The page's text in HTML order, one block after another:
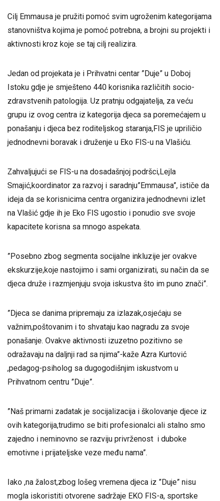
Cilj Emmausa je pružiti pomoć svim ugroženim kategorijama
stanovništva kojima je pomoć potrebna, a brojni su projekti i
aktivnosti kroz koje se taj cilj realizira.
Jedan od projekata je i Prihvatni centar ”Duje” u Doboj
Istoku gdje je smješteno 440 korisnika različitih socio-
zdravstvenih patologija. Uz pratnju odgajatelja, za veću
grupu iz ovog centra iz kategorija djeca sa poremećajem u
ponašanju i djeca bez roditeljskog staranja,FIS je upriličio
jednodnevni boravak i druženje u Eko FIS-u na Vlašiću.
Zahvaljujući se FIS-u na dosadašnjoj podršci,Lejla
Smajić,koordinator za razvoj i saradnju”Emmausa”, ističe da
ideja da se korisnicima centra organizira jednodnevni izlet
na Vlašić gdje ih je Eko FIS ugostio i ponudio sve svoje
kapacitete korisna sa mnogo aspekata.
”Posebno zbog segmenta socijalne inkluzije jer ovakve
ekskurzije,koje nastojimo i sami organizirati, su način da se
djeca druže i razmjenjuju svoja iskustva što im puno znači”.
”Djeca se danima pripremaju za izlazak,osjećaju se
važnim,poštovanim i to shvataju kao nagradu za svoje
ponašanje. Ovakve aktivnosti izuzetno pozitivno se
odražavaju na daljnji rad sa njima”-kaže Azra Kurtović
,pedagog-psiholog sa dugogodišnjim iskustvom u
Prihvatnom centru ”Duje”.
”Naš primarni zadatak je socijalizacija i školovanje djece iz
ovih kategorija,trudimo se biti profesionalci ali stalno smo
zajedno i neminovno se razviju privrženost i duboke
emotivne i prijateljske veze među nama”.
Iako ,na žalost,zbog lošeg vremena djeca iz ”Duje” nisu
mogla iskoristiti otvorene sadržaje EKO FIS-a, sportske